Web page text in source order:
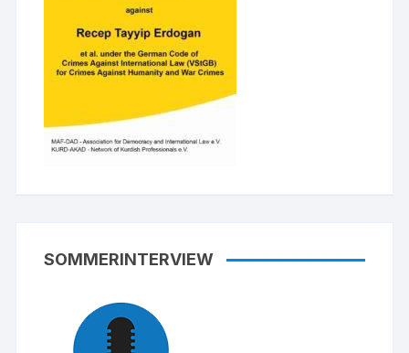
SOMMERINTERVIEW